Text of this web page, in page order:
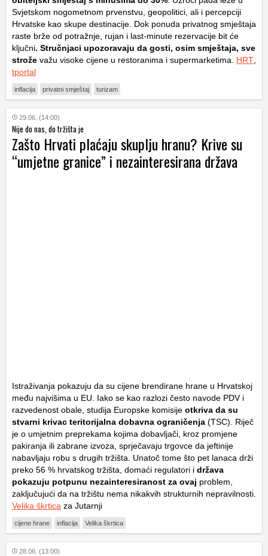
Svjetskom nogometnom prvenstvu, geopolitici, ali i percepciji
Hrvatske kao skupe destinacije. Dok ponuda privatnog smještaja
raste brže od potražnje, rujan i last-minute rezervacije bit će
ključni. Stručnjaci upozoravaju da gosti, osim smještaja, sve
strože važu visoke cijene u restoranima i supermarketima. HRT
tportal
inflacija privatni smještaj turizam
29.06. (14:00)
Nije do nas, do tržišta je
Zašto Hrvati plaćaju skuplju hranu? Krive su
“umjetne granice” i nezainteresirana država
Istraživanja pokazuju da su cijene brendirane hrane u Hrvatskoj
među najvišima u EU. Iako se kao razlozi često navode PDV i
razvedenost obale, studija Europske komisije otkriva da su
stvarni krivac teritorijalna dobavna ograničenja (TSC). Riječ
je o umjetnim preprekama kojima dobavljači, kroz promjene
pakiranja ili zabrane izvoza, sprječavaju trgovce da jeftinije
nabavljaju robu s drugih tržišta. Unatoč tome što pet lanaca drži
preko 56 % hrvatskog tržišta, domaći regulatori i država
pokazuju potpunu nezainteresiranost za ovaj problem,
zaključujući da na tržištu nema nikakvih strukturnih nepravilnosti.
Velika škrtica za Jutarnji
cijene hrane inflacija Velika škrtica
28.06. (13:00)